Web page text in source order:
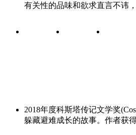
有关性的品味和欲求直言不讳
2018年度科斯塔传记文学奖
躲藏避难成长的故事。作者获